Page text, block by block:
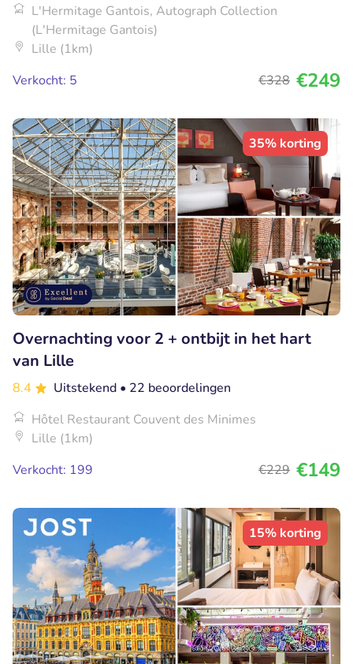
L'Hermitage Gantois, Autograph Collection
(L'Hermitage Gantois)
Lille (1km)
Verkocht: 5
€328 €249
35% korting
Overnachting voor 2 + ontbijt in het hart
van Lille
8.4 Uitstekend • 22 beoordelingen
Hôtel Restaurant Couvent des Minimes
Lille (1km)
Verkocht: 199
€229 €149
15% korting